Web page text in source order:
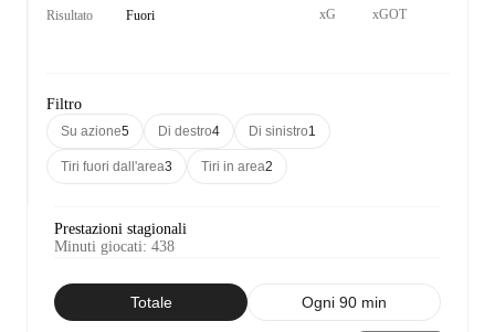
Risultato Fuori
xG
xGOT
Filtro
Su azione5 Di destro4 Di sinistro1
Tiri fuori dall'area3 Tiri in area2
Prestazioni stagionali
Minuti giocati: 438
Totale Ogni 90 min